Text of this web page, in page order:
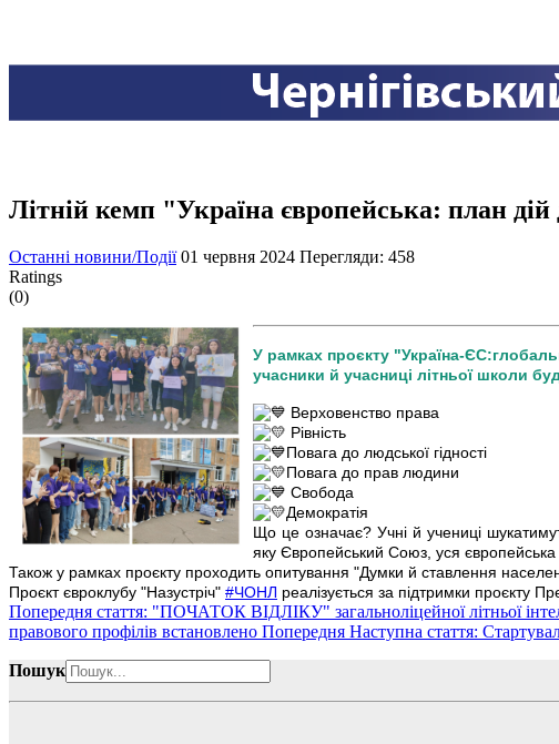
Літній кемп "Україна європейська: план дій
Останні новини/Події 01 червня 2024 Перегляди: 458
Ratings
(0)
У рамках проєкту "Україна-
учасники й учасниці літньої школи
Верховенство права
Рівність
Повага до людської гідності
Повага до прав людини
Свобода
Демократія
Що це означає? Учні й учениці
яку Європейський Союз, уся європейська
Також у рамках проєкту проходить опитування "Думки й ставлення
Проєкт євроклубу "Назустріч" #ЧОНЛ реалізується за підтримки проєкту
Попередня стаття: "ПОЧАТОК ВІДЛІКУ" загальноліцейної літньої
правового профілів встановлено Попередня Наступна стаття:
Пошук